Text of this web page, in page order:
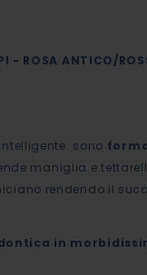
- ROSA ANTICO/
sono
maniglia e
rendendo il
in